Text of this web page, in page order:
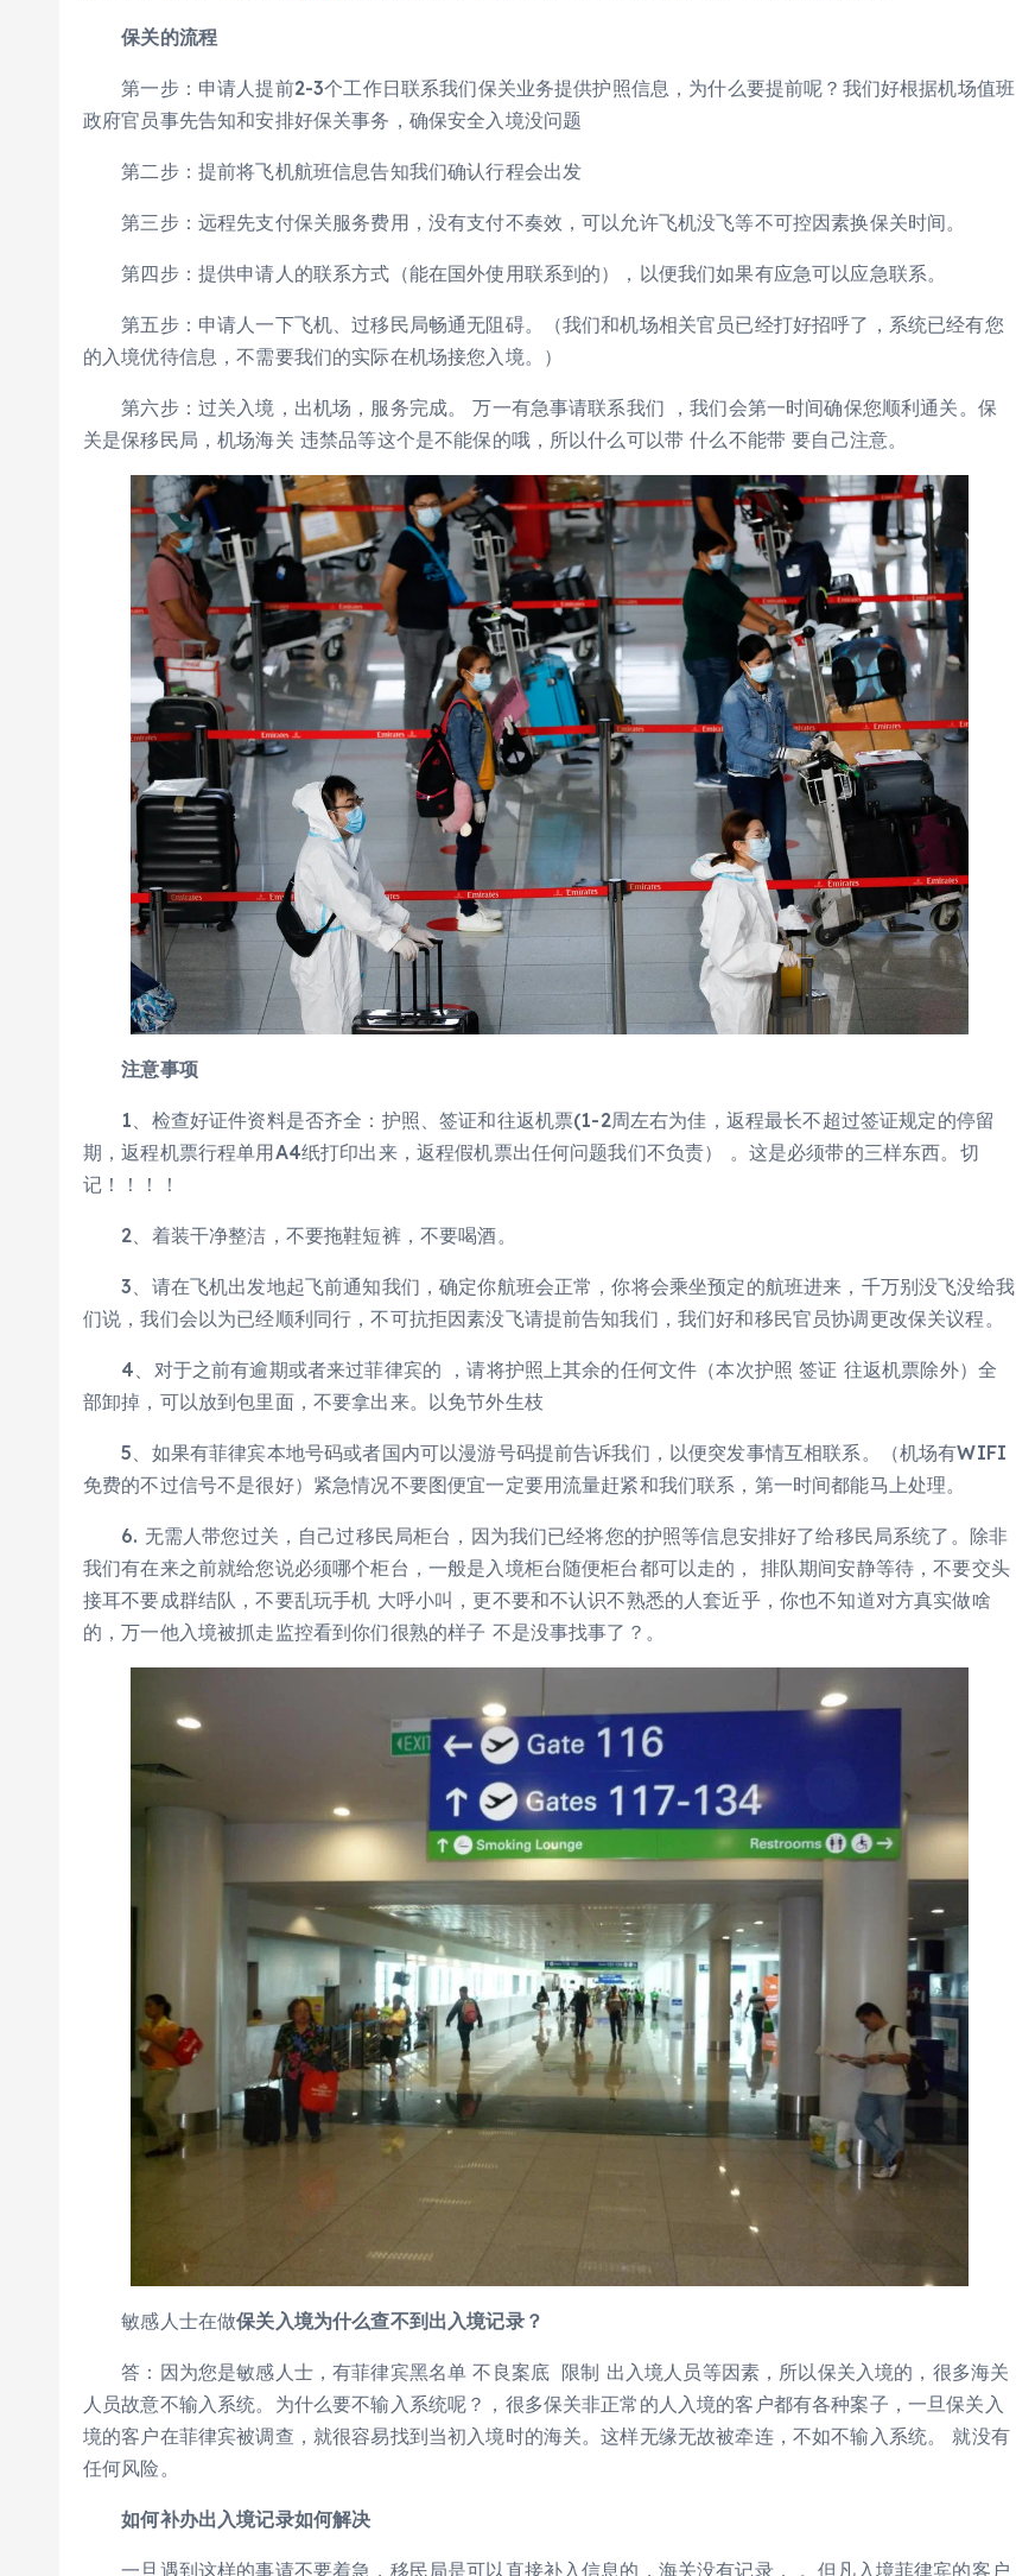
保关的流程
第一步：申请人提前2-3个工作日联系我们保关业务提供护照信息，为什么要提前呢？我们好根据机场值班
政府官员事先告知和安排好保关事务，确保安全入境没问题
第二步：提前将飞机航班信息告知我们确认行程会出发
第三步：远程先支付保关服务费用，没有支付不奏效，可以允许飞机没飞等不可控因素换保关时间。
第四步：提供申请人的联系方式（能在国外使用联系到的），以便我们如果有应急可以应急联系。
第五步：申请人一下飞机、过移民局畅通无阻碍。（我们和机场相关官员已经打好招呼了，系统已经有您
的入境优待信息，不需要我们的实际在机场接您入境。）
第六步：过关入境，出机场，服务完成。 万一有急事请联系我们 ，我们会第一时间确保您顺利通关。保
关是保移民局，机场海关 违禁品等这个是不能保的哦，所以什么可以带 什么不能带 要自己注意。
注意事项
1、检查好证件资料是否齐全：护照、签证和往返机票(1-2周左右为佳，返程最长不超过签证规定的停留
期，返程机票行程单用A4纸打印出来，返程假机票出任何问题我们不负责） 。这是必须带的三样东西。切
记！！！！
2、着装干净整洁，不要拖鞋短裤，不要喝酒。
3、请在飞机出发地起飞前通知我们，确定你航班会正常，你将会乘坐预定的航班进来，千万别没飞没给我
们说，我们会以为已经顺利同行，不可抗拒因素没飞请提前告知我们，我们好和移民官员协调更改保关议程。
4、对于之前有逾期或者来过菲律宾的 ，请将护照上其余的任何文件（本次护照 签证 往返机票除外）全
部卸掉，可以放到包里面，不要拿出来。以免节外生枝
5、如果有菲律宾本地号码或者国内可以漫游号码提前告诉我们，以便突发事情互相联系。（机场有WIFI
免费的不过信号不是很好）紧急情况不要图便宜一定要用流量赶紧和我们联系，第一时间都能马上处理。
6. 无需人带您过关，自己过移民局柜台，因为我们已经将您的护照等信息安排好了给移民局系统了。除非
我们有在来之前就给您说必须哪个柜台，一般是入境柜台随便柜台都可以走的， 排队期间安静等待，不要交头
接耳不要成群结队，不要乱玩手机 大呼小叫，更不要和不认识不熟悉的人套近乎，你也不知道对方真实做啥
的，万一他入境被抓走监控看到你们很熟的样子 不是没事找事了？。
敏感人士在做保关入境为什么查不到出入境记录？
答：因为您是敏感人士，有菲律宾黑名单 不良案底 限制 出入境人员等因素，所以保关入境的，很多海关
人员故意不输入系统。为什么要不输入系统呢？，很多保关非正常的人入境的客户都有各种案子，一旦保关入
境的客户在菲律宾被调查，就很容易找到当初入境时的海关。这样无缘无故被牵连，不如不输入系统。 就没有
任何风险。
如何补办出入境记录如何解决
一旦遇到这样的事请不要着急，移民局是可以直接补入信息的，海关没有记录， 。但凡入境菲律宾的客户